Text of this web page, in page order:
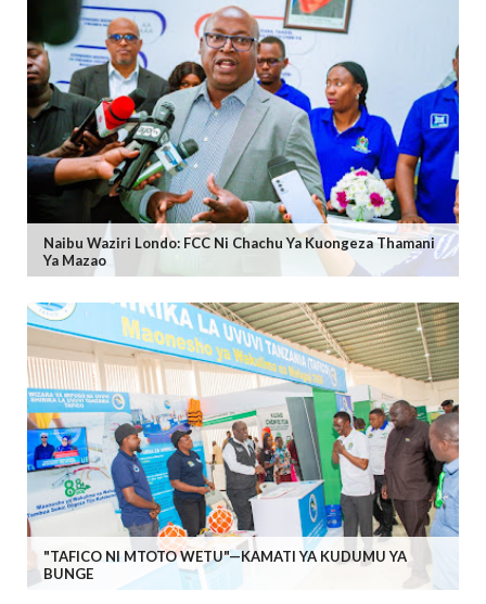
Naibu Waziri Londo: FCC Ni Chachu Ya Kuongeza Thamani
Ya Mazao
"TAFICO NI MTOTO WETU"—KAMATI YA KUDUMU YA
BUNGE